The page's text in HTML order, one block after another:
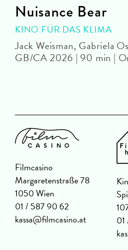
Nuisance Bear
KINO FÜR DAS KLIMA
Jack Weisman, Gabriela
GB/CA 2026 | 90 min |
Filmcasino
Margaretenstraße 78
1050 Wien
01 / 587 90 62
kassa@filmcasino.at